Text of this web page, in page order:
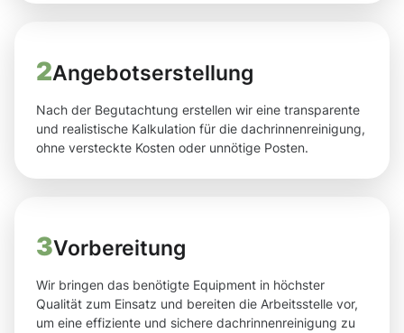
2Angebotserstellung
Nach der Begutachtung erstellen wir eine transparente
und realistische Kalkulation für die dachrinnenreinigung,
ohne versteckte Kosten oder unnötige Posten.
3Vorbereitung
Wir bringen das benötigte Equipment in höchster
Qualität zum Einsatz und bereiten die Arbeitsstelle vor,
um eine effiziente und sichere dachrinnenreinigung zu